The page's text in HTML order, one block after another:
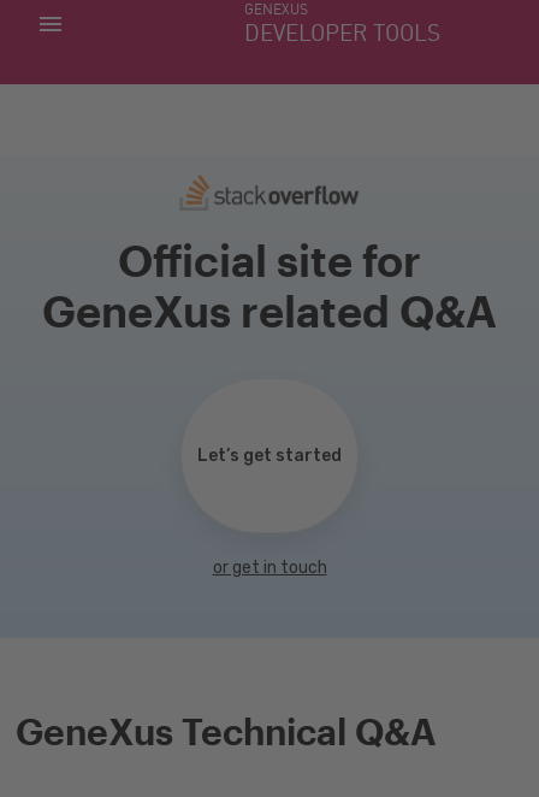
GENEXUS
DEVELOPER TOOLS
MINHAS APLICACÕES
Official site for
GeneXus related Q&A
Let’s get started
or get in touch
GeneXus Technical Q&A